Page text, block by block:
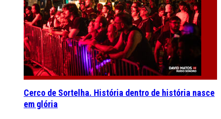
Cerco de Sortelha. História dentro de história nasce
em glória